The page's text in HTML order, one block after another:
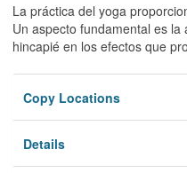
Privacy
La práctica del yoga
Un aspecto fundamental es
hincapié en los efectos que
Copy Locations
Details